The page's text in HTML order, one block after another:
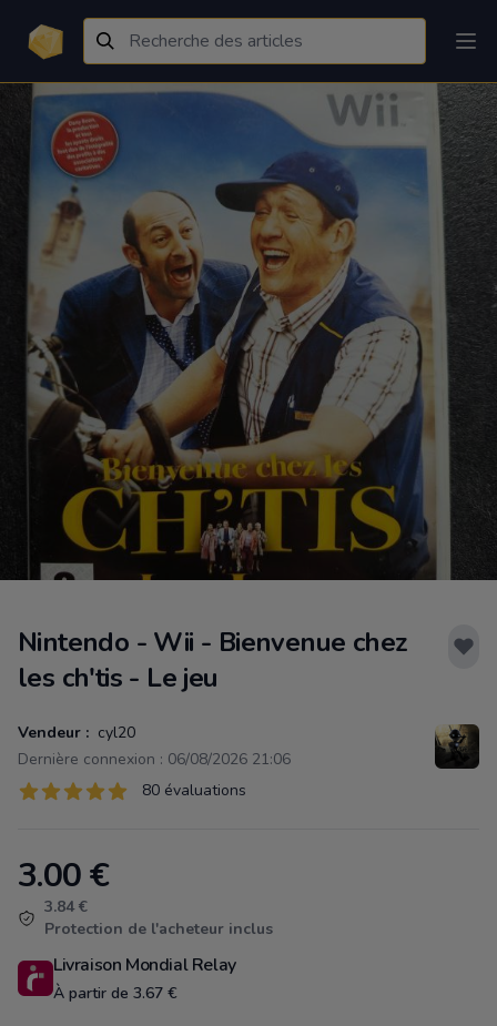
Nintendo - Wii - Bienvenue chez
les ch'tis - Le jeu
Vendeur : cyl20
Dernière connexion : 06/08/2026 21:06
Évaluations
80 sur 5 étoiles 80 évaluations
Product information
3.00€
3.84 €
Protection de l'acheteur inclus
Livraison Mondial Relay
À partir de 3.67 €